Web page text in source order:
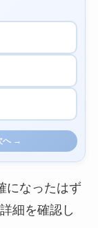
へ →
になったはず
細を確認し